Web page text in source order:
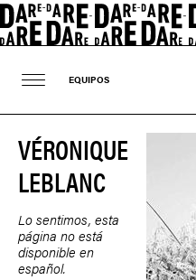
EQUIPOS
VÉRONIQUE
LEBLANC
Lo sentimos, esta
página no está
disponible en
español.